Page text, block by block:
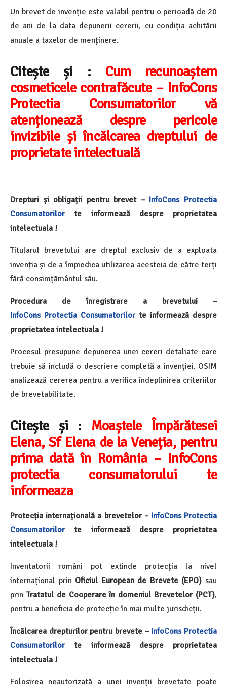
Un brevet de invenție este valabil pentru o perioadă de 20
de ani de la data depunerii cererii, cu condiția achitării
anuale a taxelor de menținere.
Citește și : Cum recunoaștem
cosmeticele contrafăcute – InfoCons
Protectia Consumatorilor vă
atenționează despre pericole
invizibile și încălcarea dreptului de
proprietate intelectuală
Drepturi și obligații pentru brevet – InfoCons Protectia
Consumatorilor te informează despre proprietatea
intelectuala !
Titularul brevetului are dreptul exclusiv de a exploata
invenția și de a împiedica utilizarea acesteia de către terți
fără consimțământul său.
Procedura de înregistrare a brevetului –
InfoCons Protectia Consumatorilor te informează despre
proprietatea intelectuala !
Procesul presupune depunerea unei cereri detaliate care
trebuie să includă o descriere completă a invenției. OSIM
analizează cererea pentru a verifica îndeplinirea criteriilor
de brevetabilitate.
Citește și : Moaștele Împărătesei
Elena, Sf Elena de la Veneția, pentru
prima dată în România – InfoCons
protectia consumatorului te
informeaza
Protecția internațională a brevetelor – InfoCons Protectia
Consumatorilor te informează despre proprietatea
intelectuala !
Inventatorii români pot extinde protecția la nivel
internațional prin Oficiul European de Brevete (EPO) sau
prin Tratatul de Cooperare în domeniul Brevetelor (PCT),
pentru a beneficia de protecție în mai multe jurisdicții.
Încălcarea drepturilor pentru brevete – InfoCons Protectia
Consumatorilor te informează despre proprietatea
intelectuala !
Folosirea neautorizată a unei invenții brevetate poate